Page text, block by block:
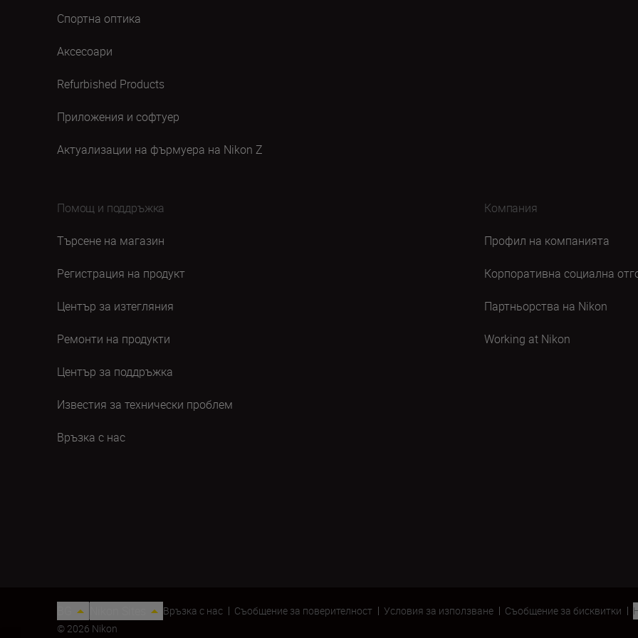
Спортна оптика
Аксесоари
Refurbished Products
Приложения и софтуер
Актуализации на фърмуера на Nikon Z
Помощ и поддръжка
Търсене на магазин
Регистрация на продукт
Център за изтегляния
Ремонти на продукти
Център за поддръжка
Известия за технически проблем
Връзка с нас
Компания
Профил на компанията
Корпоративна социална
Партньорства на Nikon
Working at Nikon
Връзка с нас Съобщение за поверителност Условия за използване Съобщение за бисквитки
© 2026 Nikon